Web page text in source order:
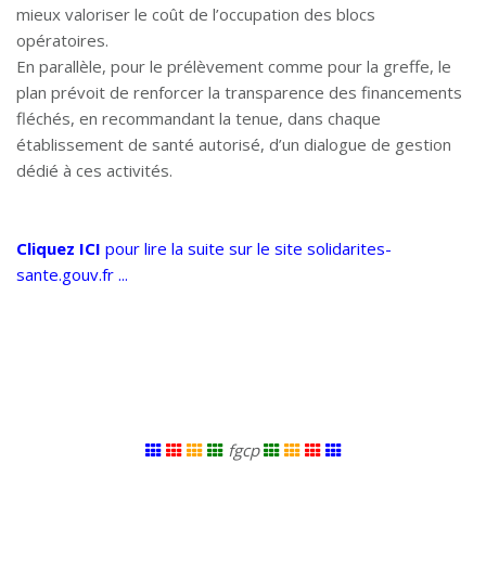
mieux valoriser le coût de l’occupation des blocs
opératoires.
En parallèle, pour le prélèvement comme pour la greffe, le
plan prévoit de renforcer la transparence des financements
fléchés, en recommandant la tenue, dans chaque
établissement de santé autorisé, d’un dialogue de gestion
dédié à ces activités.
Cliquez ICI pour lire la suite sur le site solidarites-
sante.gouv.fr ...
fgcp